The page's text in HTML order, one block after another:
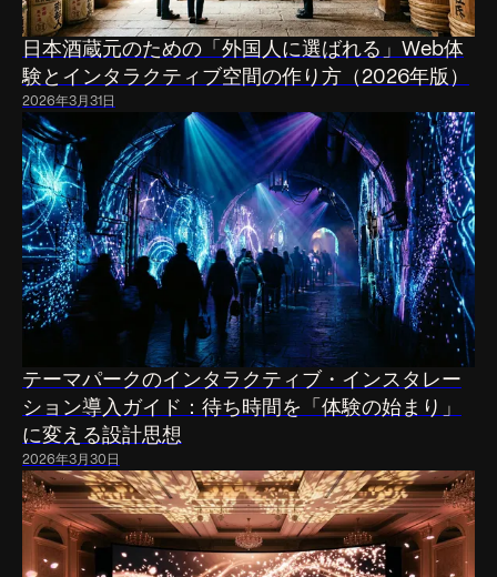
日本酒蔵元のための「外国人に選ばれる」Web体
験とインタラクティブ空間の作り方（2026年版）
2026年3月31日
テーマパークのインタラクティブ・インスタレー
ション導入ガイド：待ち時間を「体験の始まり」
に変える設計思想
2026年3月30日